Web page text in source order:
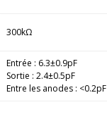
300kΩ
Entrée : 6.3±0.9pF
Sortie : 2.4±0.5pF
Entre les anodes : <0.2pF